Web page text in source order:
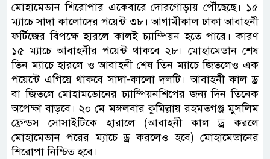
মোহামেডান শিরোপার একেবারে দোরগোড়ায় পৌঁছেছে। ১৫
ম্যাচে সাদা কালোদের পয়েন্ট ৩৮। আগামীকাল ঢাকা আবাহনী
ফর্টিজের বিপক্ষে হারলে কালই চ্যাম্পিয়ন হতে পারে। কারণ
১৫ ম্যাচে আবাহনীর পয়েন্ট থাকবে ২৮। মোহামেডান শেষ
তিন ম্যাচে হারলে ও আবাহনী শেষ তিন ম্যাচে জিতলেও এক
পয়েন্টে এগিয়ে থাকবে সাদা-কালো দলটি। আবাহনী কাল ড্র
বা জিতলে মোহামডোনের চ্যাম্পিয়নশিপের জন্য দিন তিনেক
অপেক্ষা বাড়বে। ২০ মে মঙ্গলবার কুমিল্লায় রহমতগঞ্জ মুসলিম
ফ্রেন্ডস সোসাইটিকে হারালে (আবাহনী কাল ড্র করলে
মোহামেডান পরের ম্যাচে ড্র করলেও হবে) মোহামেডানের
শিরোপা নিশ্চিত হবে।